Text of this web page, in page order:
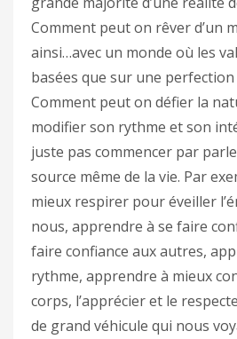
Comment peut on rêver d’un
ainsi…avec un monde où les
basées que sur une perfection
Comment peut on défier la
modifier son rythme et son
juste pas commencer par
source même de la vie. Par
mieux respirer pour éveiller
nous, apprendre à se faire
faire confiance aux autres,
rythme, apprendre à mieux
corps, l’apprécier et le
de grand véhicule qui nous